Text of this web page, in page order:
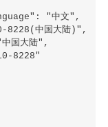
"中文",
中国大陆)",
国大陆",
8228"